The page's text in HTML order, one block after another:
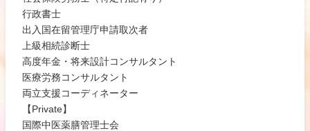
行政書士
出入国在留管理庁申請取次者
上級相続診断士
高度年金・将来設計コンサルタント
医療労務コンサルタント
両立支援コーディネーター
【Private】
国際中医薬膳管理士会